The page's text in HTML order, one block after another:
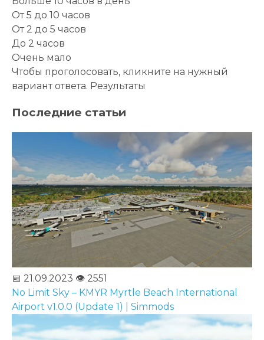
От 5 до 10 часов
От 2 до 5 часов
До 2 часов
Очень мало
Чтобы проголосовать, кликните на нужный
вариант ответа. Результаты
Последние статьи
📅 21.09.2023 👁️ 2551
No Limit Sky – KMYR Myrtle Beach International
Airport v1.0.0 (Update 1) | Simmods